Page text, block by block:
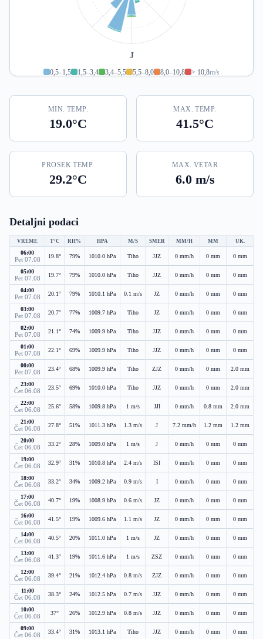
J
0,5–1,5 1,5–3,4 3,4–5,5 5,5–8,0 8,0–10,8 > 10,8m/s
MIN. TEMP.
19.0°C
MAX. TEMP.
41.5°C
PROSEK TEMP.
29.2°C
MAX. VETAR
6.0 m/s
Detaljni podaci
VREME T°C RH% HPA M/S SMER MM/H MM UK.
06:00
Pet 07.08 19.8° 79% 1010.0 hPa Tiho JJZ 0 mm/h 0 mm 0 mm
05:00
Pet 07.08 19.7° 79% 1010.0 hPa Tiho JJZ 0 mm/h 0 mm 0 mm
04:00
Pet 07.08 20.1° 79% 1010.1 hPa 0.1 m/s JZ 0 mm/h 0 mm 0 mm
03:00
Pet 07.08 20.7° 77% 1009.7 hPa Tiho JZ 0 mm/h 0 mm 0 mm
02:00
Pet 07.08 21.1° 74% 1009.9 hPa Tiho JJZ 0 mm/h 0 mm 0 mm
01:00
Pet 07.08 22.1° 69% 1009.9 hPa Tiho JJZ 0 mm/h 0 mm 0 mm
00:00
Pet 07.08 23.4° 68% 1009.9 hPa Tiho ZJZ 0 mm/h 0 mm 2.0 mm
23:00
Čet 06.08 23.5° 69% 1010.0 hPa Tiho JJZ 0 mm/h 0 mm 2.0 mm
22:00
Čet 06.08 25.6° 58% 1009.8 hPa 1 m/s JJI 0 mm/h 0.8 mm 2.0 mm
21:00
Čet 06.08 27.8° 51% 1011.3 hPa 1.3 m/s J 7.2 mm/h 1.2 mm 1.2 mm
20:00
Čet 06.08 33.2° 28% 1009.0 hPa 1 m/s J 0 mm/h 0 mm 0 mm
19:00
Čet 06.08 32.9° 31% 1010.8 hPa 2.4 m/s ISI 0 mm/h 0 mm 0 mm
18:00
Čet 06.08 33.2° 34% 1009.2 hPa 0.9 m/s I 0 mm/h 0 mm 0 mm
17:00
Čet 06.08 40.7° 19% 1008.9 hPa 0.6 m/s JZ 0 mm/h 0 mm 0 mm
16:00
Čet 06.08 41.5° 19% 1009.6 hPa 1.1 m/s JZ 0 mm/h 0 mm 0 mm
14:00
Čet 06.08 40.5° 20% 1011.0 hPa 1 m/s JZ 0 mm/h 0 mm 0 mm
13:00
Čet 06.08 41.3° 19% 1011.6 hPa 1 m/s ZSZ 0 mm/h 0 mm 0 mm
12:00
Čet 06.08 39.4° 21% 1012.4 hPa 0.8 m/s ZJZ 0 mm/h 0 mm 0 mm
11:00
Čet 06.08 38.3° 24% 1012.5 hPa 0.7 m/s JJZ 0 mm/h 0 mm 0 mm
10:00
Čet 06.08 37° 26% 1012.9 hPa 0.8 m/s JJZ 0 mm/h 0 mm 0 mm
09:00
Čet 06.08 33.4° 31% 1013.1 hPa Tiho JJZ 0 mm/h 0 mm 0 mm